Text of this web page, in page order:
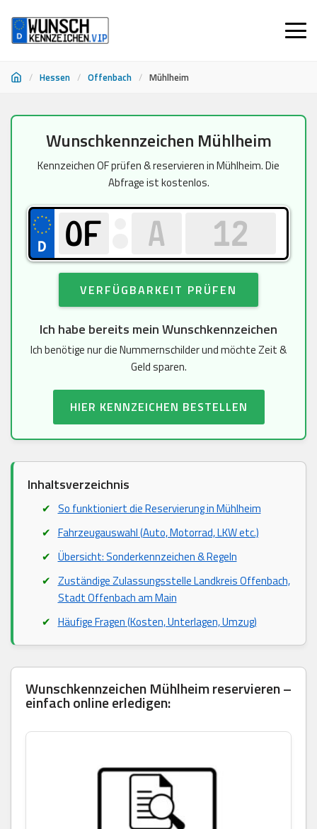
/ Hessen / Offenbach / Mühlheim
springen
Wunschkennzeichen Mühlheim
Kennzeichen OF prüfen & reservieren in Mühlheim. Die
Abfrage ist kostenlos.
VERFÜGBARKEIT PRÜFEN
Ich habe bereits mein Wunschkennzeichen
Ich benötige nur die Nummernschilder und möchte Zeit &
Geld sparen.
HIER KENNZEICHEN BESTELLEN
Inhaltsverzeichnis
So funktioniert die Reservierung in Mühlheim
Fahrzeugauswahl (Auto, Motorrad, LKW etc.)
Übersicht: Sonderkennzeichen & Regeln
Zuständige Zulassungsstelle Landkreis Offenbach,
Stadt Offenbach am Main
Häufige Fragen (Kosten, Unterlagen, Umzug)
Wunschkennzeichen Mühlheim reservieren –
einfach online erledigen: